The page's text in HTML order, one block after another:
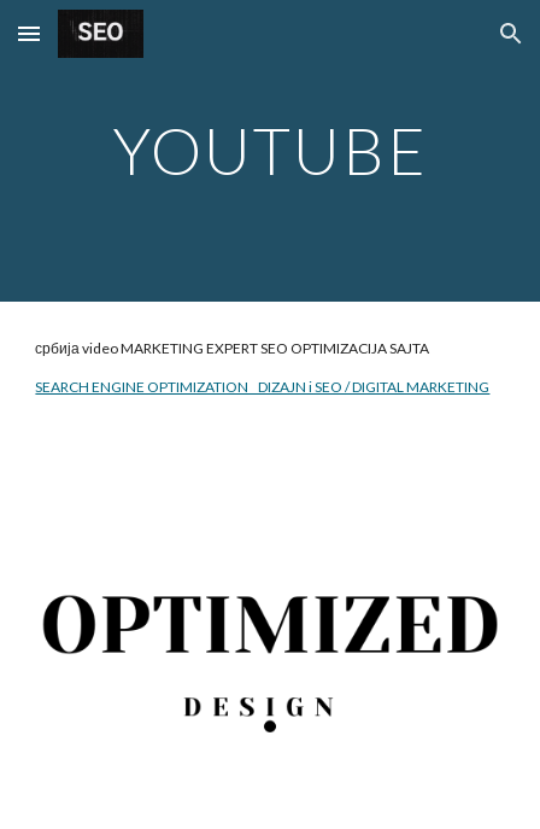
Skip to main content Skip to navigation
YOUTUBE
србија video MARKETING EXPERT SEO OPTIMIZACIJA SAJTA
SEARCH ENGINE OPTIMIZATION DIZAJN i SEO / DIGITAL MARKETING